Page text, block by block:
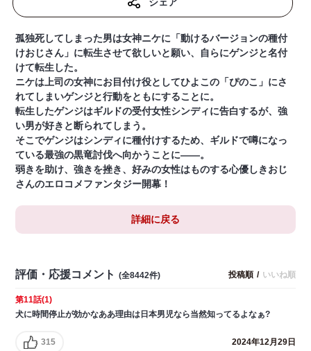
孤独死してしまった男は女神ニケに「動けるバージョンの種付
けおじさん」に転生させて欲しいと願い、自らにゲンジと名付
けて転生した。
ニケは上司の女神にお目付け役としてひよこの「ぴのこ」にさ
れてしまいゲンジと行動をともにすることに。
転生したゲンジはギルドの受付女性シンディに告白するが、強
い男が好きと断られてしまう。
そこでゲンジはシンディに種付けするため、ギルドで噂になっ
ている最強の黒竜討伐へ向かうことに――。
弱きを助け、強きを挫き、好みの女性はものする心優しきおじ
さんのエロコメファンタジー開幕！
詳細に戻る
評価・応援コメント (全8442件) 投稿順 / いいね順
第11話(1)
犬に時間停止が効かなああ理由は日本男児なら当然知ってるよなぁ?
315 2024年12月29日